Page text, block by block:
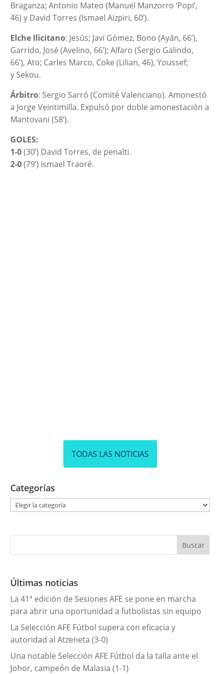
Braganza; Antonio Mateo (Manuel Manzorro ‘Popi’,
46) y David Torres (Ismael Aizpiri, 60’).
Elche Ilicitano: Jesús; Javi Gómez, Bono (Ayán, 66’),
Garrido, José (Avelino, 66’); Alfaro (Sergio Galindo,
66’), Ato; Carles Marco, Coke (Lilian, 46), Youssef;
y Sekou.
Árbitro: Sergio Sarró (Comité Valenciano). Amonestó
a Jorge Veintimilla. Expulsó por doble amonestación a
Mantovani (58’).
GOLES:
1-0(30’) David Torres, de penalti.
2-0(79’) Ismael Traoré.
TODAS LAS NOTICIAS
Categorías
g
r
a
s
Últimas noticias
La 41ª edición de Sesiones AFE se pone en marcha
para abrir una oportunidad a futbolistas sin equipo
La Selección AFE Fútbol supera con eficacia y
autoridad al Atzeneta (3-0)
Una notable Selección AFE Fútbol da la talla ante el
Johor, campeón de Malasia (1-1)